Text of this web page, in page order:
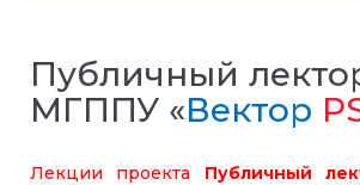
Публичный
МГППУ «Вектор
Лекции проекта Публичный